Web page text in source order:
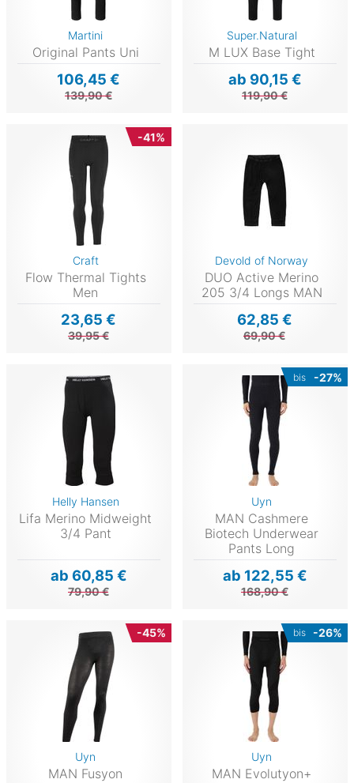
Martini
Original Pants Uni
106,45 €
139,90 €
Super.Natural
M LUX Base Tight
ab 90,15 €
119,90 €
-41%
Craft
Flow Thermal Tights
Men
23,65 €
39,95 €
Devold of Norway
DUO Active Merino
205 3/4 Longs MAN
62,85 €
69,90 €
Helly Hansen
Lifa Merino Midweight
3/4 Pant
ab 60,85 €
79,90 €
bis -27%
Uyn
MAN Cashmere
Biotech Underwear
Pants Long
ab 122,55 €
168,90 €
-45%
Uyn
MAN Fusyon
bis -26%
Uyn
MAN Evolutyon+